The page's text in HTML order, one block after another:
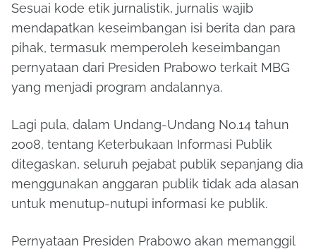
Sesuai kode etik jurnalistik, jurnalis wajib
mendapatkan keseimbangan isi berita dan para
pihak, termasuk memperoleh keseimbangan
pernyataan dari Presiden Prabowo terkait MBG
yang menjadi program andalannya.
Lagi pula, dalam Undang-Undang No.14 tahun
2008, tentang Keterbukaan Informasi Publik
ditegaskan, seluruh pejabat publik sepanjang dia
menggunakan anggaran publik tidak ada alasan
untuk menutup-nutupi informasi ke publik.
Pernyataan Presiden Prabowo akan memanggil